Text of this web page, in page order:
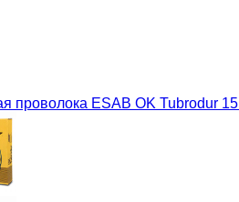
проволока ESAB OK Tubrodur